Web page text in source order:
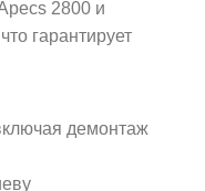
2800 и
гарантирует
демонтаж